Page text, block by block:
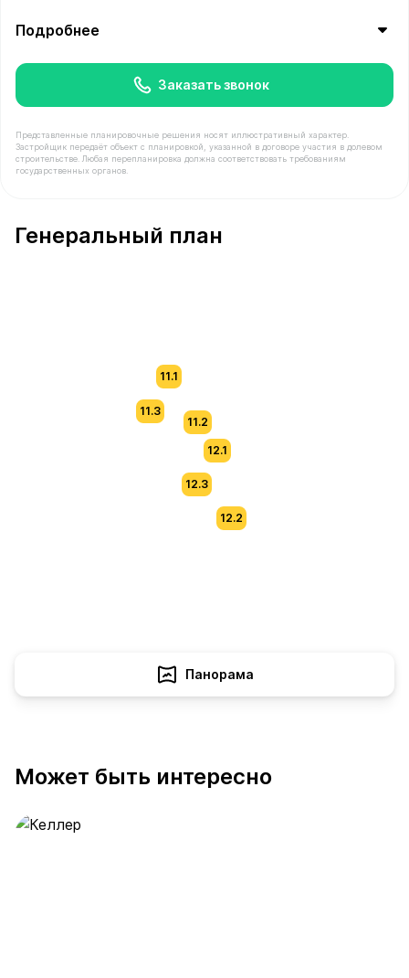
Подробнее
Заказать звонок
Представленные планировочные решения носят иллюстративный характер.
Застройщик передаёт объект с планировкой, указанной в договоре участия в долевом
строительстве. Любая перепланировка должна соответствовать требованиям
государственных органов.
Генеральный план
11.3
11.1
11.2
12.1
12.2
12.3
Панорама
Может быть интересно